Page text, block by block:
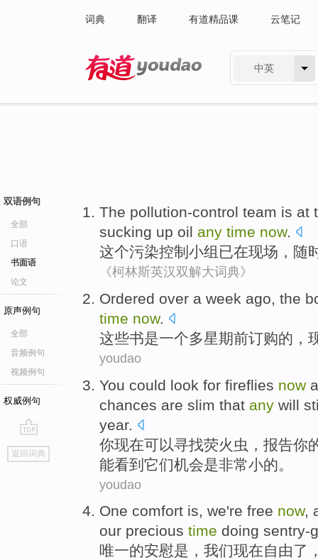
词典 翻译 有道精品课 云笔记
中英
双语例句
全部
口语
书面语
论文
原声例句
全部
音频例句
视频例句
权威例句
go
top
返回词典
The pollution-control team is at
sucking up oil any time now.
这个污染控制 小组 已在现场 ， 随
《柯林斯英汉双解大词典》
Ordered over a week ago, the
time now.
这些书是一个多星期前订购的，
youdao
You could look for fireflies now
chances are slim that any will
year.
你现在可以寻找荧火虫， 报告你
能看到它们机会是非常小的。
youdao
One comfort is, we're free now,
our precious time doing sentry-
唯一的安慰是 ， 我们现在自由了